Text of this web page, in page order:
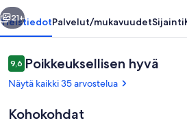
181
/
AL
valokuvagalleria
Seuraava
21+
YleistiedotPalvelut/mukavuudetSijainti
Arvostelut
9,69,6 kautta 10.
Poikkeuksellisen hyvä
Näytä kaikki 35 arvostelua
Kohokohdat